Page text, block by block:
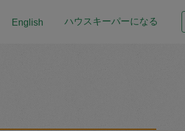
English ハウスキーパーになる